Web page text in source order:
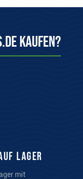
kaufen?
Lager
mit